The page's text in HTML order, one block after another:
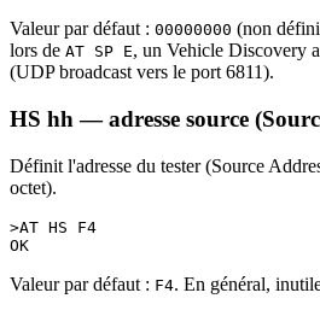
Valeur par défaut : 00000000 (non
lors de AT SP E, un Vehicle Discovery
(UDP broadcast vers le port 6811).
HS hh — adresse source
Définit l'adresse du tester (Source
octet).
>AT HS F4
Valeur par défaut : F4. En général,